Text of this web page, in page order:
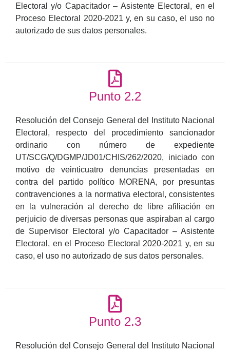
Electoral y/o Capacitador – Asistente Electoral, en el
Proceso Electoral 2020-2021 y, en su caso, el uso no
autorizado de sus datos personales.
Punto 2.2
Resolución del Consejo General del Instituto Nacional
Electoral, respecto del procedimiento sancionador
ordinario con número de expediente
UT/SCG/Q/DGMP/JD01/CHIS/262/2020, iniciado con
motivo de veinticuatro denuncias presentadas en
contra del partido político MORENA, por presuntas
contravenciones a la normativa electoral, consistentes
en la vulneración al derecho de libre afiliación en
perjuicio de diversas personas que aspiraban al cargo
de Supervisor Electoral y/o Capacitador – Asistente
Electoral, en el Proceso Electoral 2020-2021 y, en su
caso, el uso no autorizado de sus datos personales.
Punto 2.3
Resolución del Consejo General del Instituto Nacional